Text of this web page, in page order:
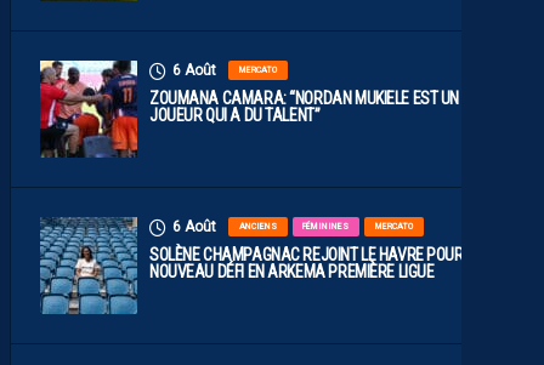
6 Août MERCATO
ZOUMANA CAMARA: “NORDAN MUKIELE EST UN
JOUEUR QUI A DU TALENT”
6 Août ANCIENS FÉMININES MERCATO
SOLÈNE CHAMPAGNAC REJOINT LE HAVRE POUR UN
NOUVEAU DÉFI EN ARKEMA PREMIÈRE LIGUE